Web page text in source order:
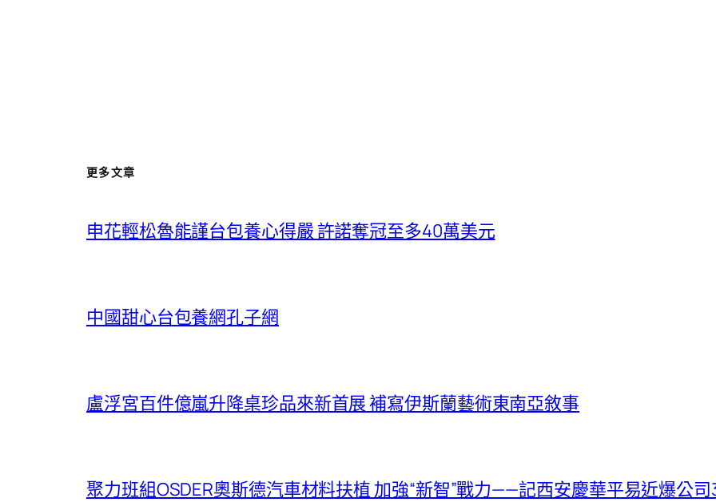
更多文章
申花輕松魯能謹台包養心得嚴 許諾奪冠至多40萬美元
中國甜心台包養網孔子網
盧浮宮百件億嵐升降桌珍品來新首展 補寫伊斯蘭藝術東南亞敘事
聚力班組OSDER奧斯德汽車材料扶植 加強“新智”戰力——記西安慶華平易近爆公